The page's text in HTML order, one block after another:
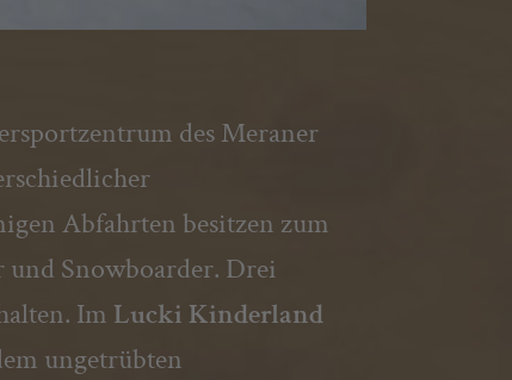
des Meraner
Abfahrten besitzen zum
Snowboarder. Drei
Im Lucki Kinderland
ungetrübten